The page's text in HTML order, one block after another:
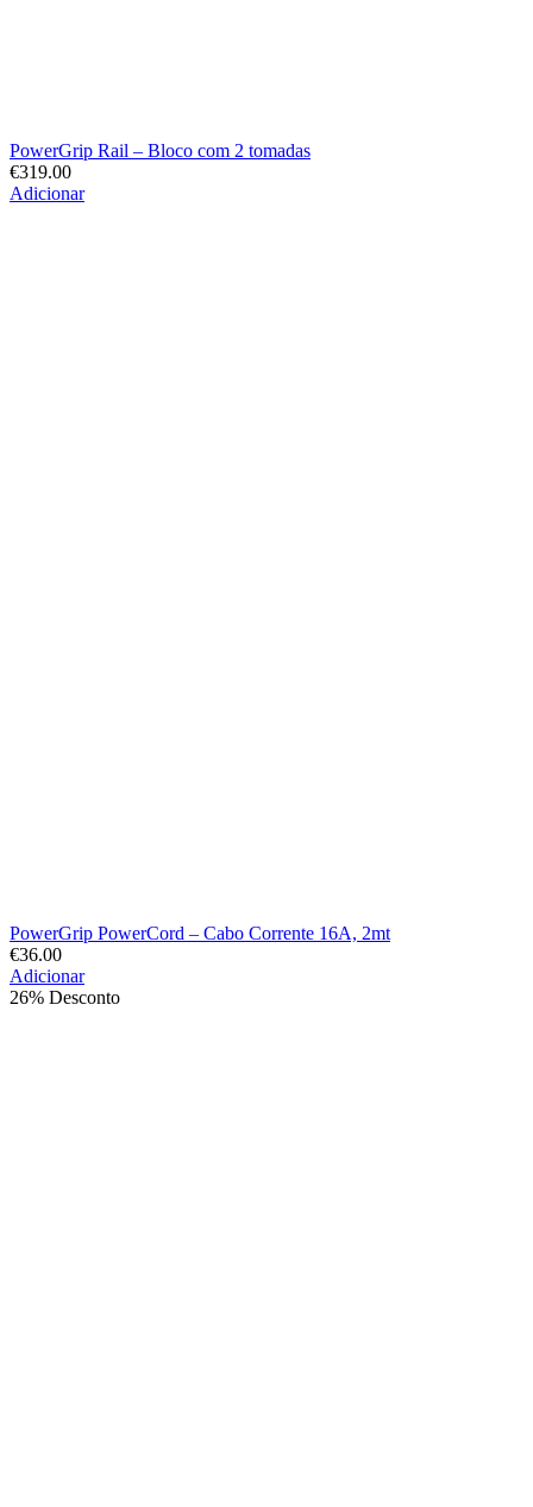
PowerGrip Rail – Bloco com 2 tomadas
€319.00
Adicionar
PowerGrip PowerCord – Cabo Corrente 16A, 2mt
€36.00
Adicionar
26% Desconto